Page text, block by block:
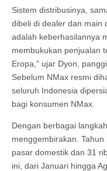
Sistem distribusinya,
dibeli di dealer dan main
adalah keberhasilannya
membukukan penjualan
Eropa,” ujar Dyon,
Sebelum NMax resmi
seluruh Indonesia
bagi konsumen NMax.
Dengan berbagai
menggembirakan.
pasar domestik dan 31
ini, dari Januari hingga